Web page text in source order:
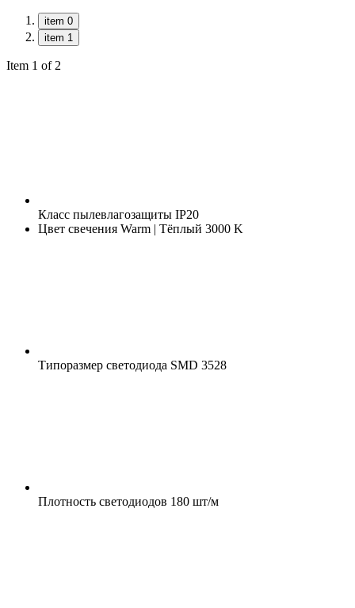
item 0
item 1
Item 1 of 2
Класс пылевлагозащиты IP20
Цвет свечения Warm | Тёплый 3000 K
Типоразмер светодиода SMD 3528
Плотность светодиодов 180 шт/м